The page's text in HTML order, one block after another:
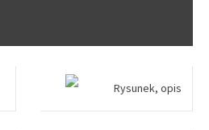
Rysunek, opis